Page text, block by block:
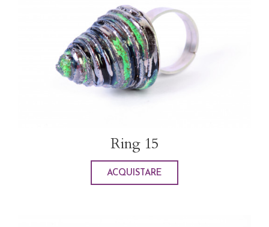
Ring 15
ACQUISTARE